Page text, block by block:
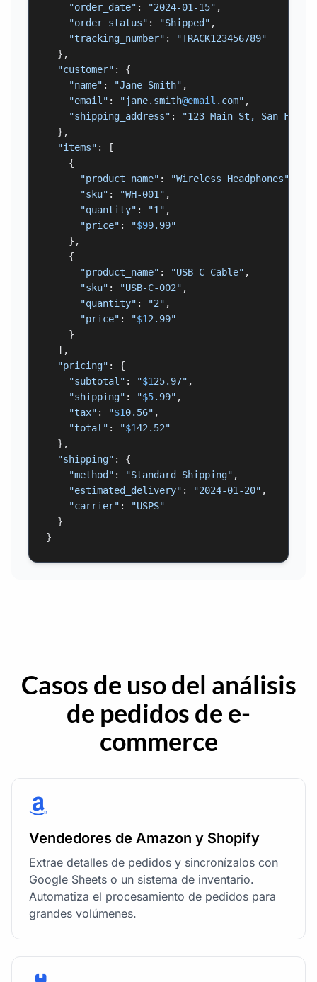
"order_date" : "2024-01-15" ,
"order_status" : "Shipped" ,
"tracking_number" :
"TRACK123456789"
  },
"customer" : {
"name" : "Jane Smith" ,
"email" : "jane.smith@email .com" ,
"shipping_address" :
"123 Main St, San
  },
"items" : [
    {
"product_name" : "Wireless Headphones"
"sku" : "WH-001" ,
"quantity" : "1" ,
"price" : "$99.99"
    },
    {
"product_name" : "USB-C Cable" ,
"sku" : "USB-C-002" ,
"quantity" : "2" ,
"price" : "$12.99"
    }
  ],
"pricing" : {
"subtotal" : "$125.97" ,
"shipping" : "$5.99" ,
"tax" : "$10.56" ,
"total" : "$142.52"
  },
"shipping" : {
"method" : "Standard Shipping" ,
"estimated_delivery" : "2024-01-20" ,
"carrier" :
"USPS"
  }
}
Casos de uso del análisis
de pedidos de e-
commerce
Vendedores de Amazon y Shopify
Extrae detalles de pedidos y sincronízalos con
Google Sheets o un sistema de inventario.
Automatiza el procesamiento de pedidos para
grandes volúmenes.